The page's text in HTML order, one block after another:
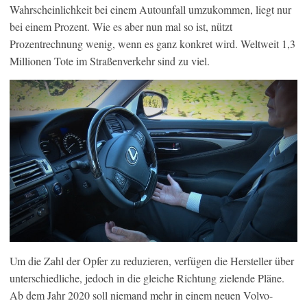
Wahrscheinlichkeit bei einem Autounfall umzukommen, liegt nur
bei einem Prozent. Wie es aber nun mal so ist, nützt
Prozentrechnung wenig, wenn es ganz konkret wird. Weltweit 1,3
Millionen Tote im Straßenverkehr sind zu viel.
Um die Zahl der Opfer zu reduzieren, verfügen die Hersteller über
unterschiedliche, jedoch in die gleiche Richtung zielende Pläne.
Ab dem Jahr 2020 soll niemand mehr in einem neuen Volvo-